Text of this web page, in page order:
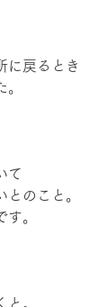
に戻るとき
て
とのこと。
。
。